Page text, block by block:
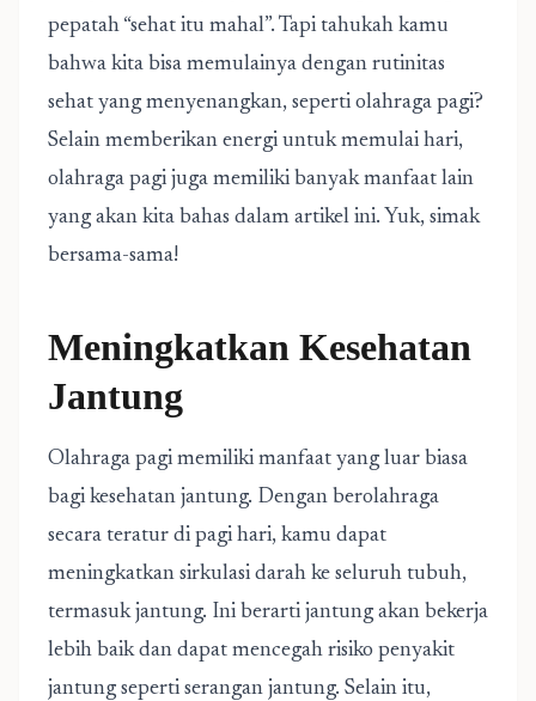
pepatah “sehat itu mahal”. Tapi tahukah kamu
bahwa kita bisa memulainya dengan rutinitas
sehat yang menyenangkan, seperti olahraga pagi?
Selain memberikan energi untuk memulai hari,
olahraga pagi juga memiliki banyak manfaat lain
yang akan kita bahas dalam artikel ini. Yuk, simak
bersama-sama!
Meningkatkan Kesehatan
Jantung
Olahraga pagi memiliki manfaat yang luar biasa
bagi kesehatan jantung. Dengan berolahraga
secara teratur di pagi hari, kamu dapat
meningkatkan sirkulasi darah ke seluruh tubuh,
termasuk jantung. Ini berarti jantung akan bekerja
lebih baik dan dapat mencegah risiko penyakit
jantung seperti serangan jantung. Selain itu,